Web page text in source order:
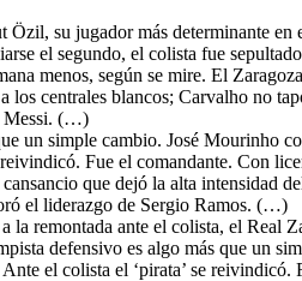
su jugador más determinante en
el segundo, el colista fue
menos, según se mire. El
centrales blancos; Carvalho no
Messi. (…)
un simple cambio. José Mourinho
Fue el comandante. Con
que dejó la alta intensidad
el liderazgo de Sergio Ramos. (…)
remontada ante el colista, el Real
defensivo es algo más que un
el colista el ‘pirata’ se reivindicó.